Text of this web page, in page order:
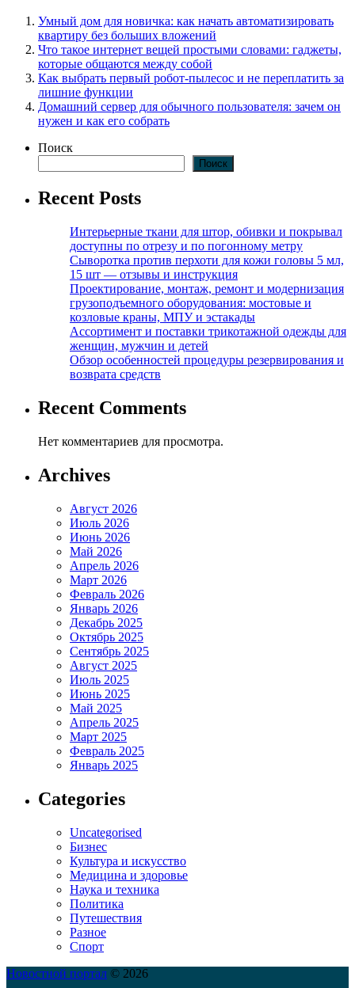
Умный дом для новичка: как начать автоматизировать
квартиру без больших вложений
Что такое интернет вещей простыми словами: гаджеты,
которые общаются между собой
Как выбрать первый робот-пылесос и не переплатить за
лишние функции
Домашний сервер для обычного пользователя: зачем он
нужен и как его собрать
Поиск
Поиск
Recent Posts
Интерьерные ткани для штор, обивки и покрывал
доступны по отрезу и по погонному метру
Сыворотка против перхоти для кожи головы 5 мл,
15 шт — отзывы и инструкция
Проектирование, монтаж, ремонт и модернизация
грузоподъемного оборудования: мостовые и
козловые краны, МПУ и эстакады
Ассортимент и поставки трикотажной одежды для
женщин, мужчин и детей
Обзор особенностей процедуры резервирования и
возврата средств
Recent Comments
Нет комментариев для просмотра.
Archives
Август 2026
Июль 2026
Июнь 2026
Май 2026
Апрель 2026
Март 2026
Февраль 2026
Январь 2026
Декабрь 2025
Октябрь 2025
Сентябрь 2025
Август 2025
Июль 2025
Июнь 2025
Май 2025
Апрель 2025
Март 2025
Февраль 2025
Январь 2025
Categories
Uncategorised
Бизнес
Культура и искусство
Медицина и здоровье
Наука и техника
Политика
Путешествия
Разное
Спорт
Новостной портал © 2026